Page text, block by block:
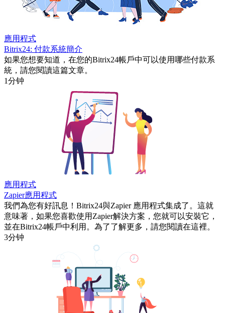
應用程式
Bitrix24: 付款系統簡介
如果您想要知道，在您的Bitrix24帳戶中可以使用哪些付款系
統，請您閱讀這篇文章。
1分钟
應用程式
Zapier應用程式
我們為您有好訊息！Bitrix24與Zapier 應用程式集成了。這就
意味著，如果您喜歡使用Zapier解決方案，您就可以安裝它，
並在Bitrix24帳戶中利用。為了了解更多，請您閱讀在這裡。
3分钟